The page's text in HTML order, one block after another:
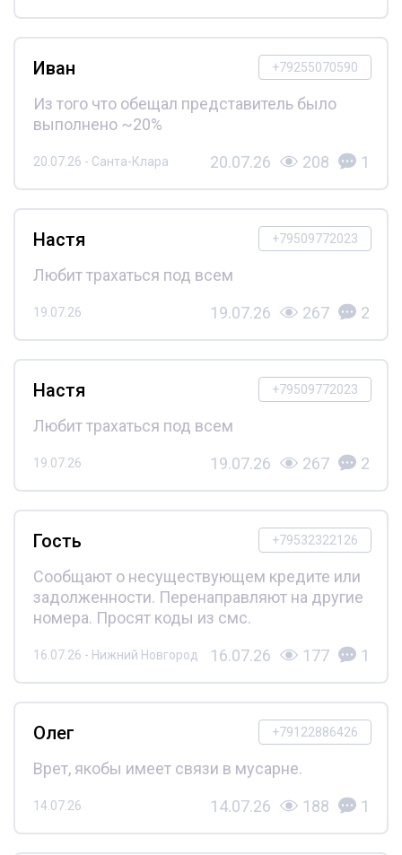
+79255070590
Иван
Из того что обещал представитель было
выполнено ~20%
20.07.26 - Санта-Клара 20.07.26 208 1
+79509772023
Настя
Любит трахаться под всем
19.07.26 19.07.26 267 2
+79509772023
Настя
Любит трахаться под всем
19.07.26 19.07.26 267 2
+79532322126
Гость
Сообщают о несуществующем кредите или
задолженности. Перенаправляют на другие
номера. Просят коды из смс.
16.07.26 - Нижний Новгород 16.07.26 177 1
+79122886426
Олег
Врет, якобы имеет связи в мусарне.
14.07.26 14.07.26 188 1